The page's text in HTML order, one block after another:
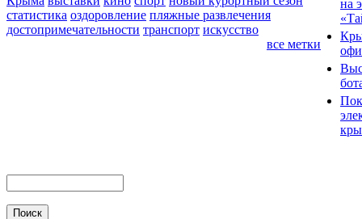
статистика оздоровление пляжные развлечения
достопримечательности транспорт искусство
все метки
на